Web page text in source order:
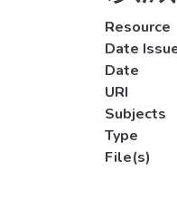
Resource
Date
Date
URI
Subjects
Type
File(s)